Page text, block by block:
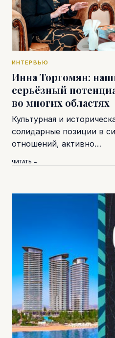
ИНТЕРВЬЮ
Инна Торгомян:
серьёзный
во многих областях
Культурная и
солидарные позиции в
отношений, активно…
ЧИТАТЬ →